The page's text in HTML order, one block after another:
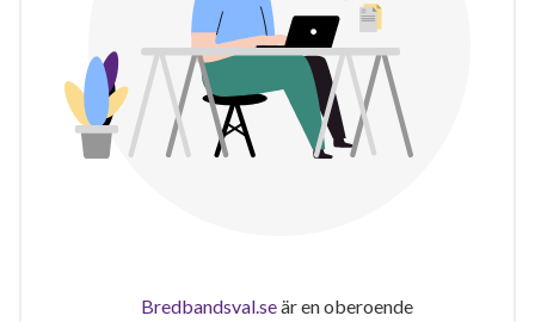
Bredbandsval.seär en oberoende